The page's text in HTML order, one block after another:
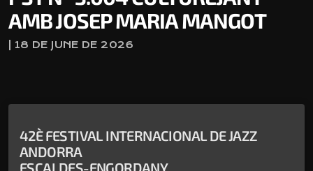
AMB JOSEP MARIA MANGOT
| 18 DE JUNE DE 2026
42È FESTIVAL INTERNACIONAL DE JAZZ
ANDORRA
ESCALDES-ENGORDANY